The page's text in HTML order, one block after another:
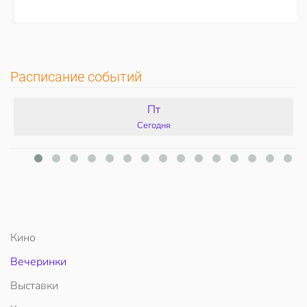
Расписание событий
Пт
Сегодня
Кино
Вечеринки
Выставки